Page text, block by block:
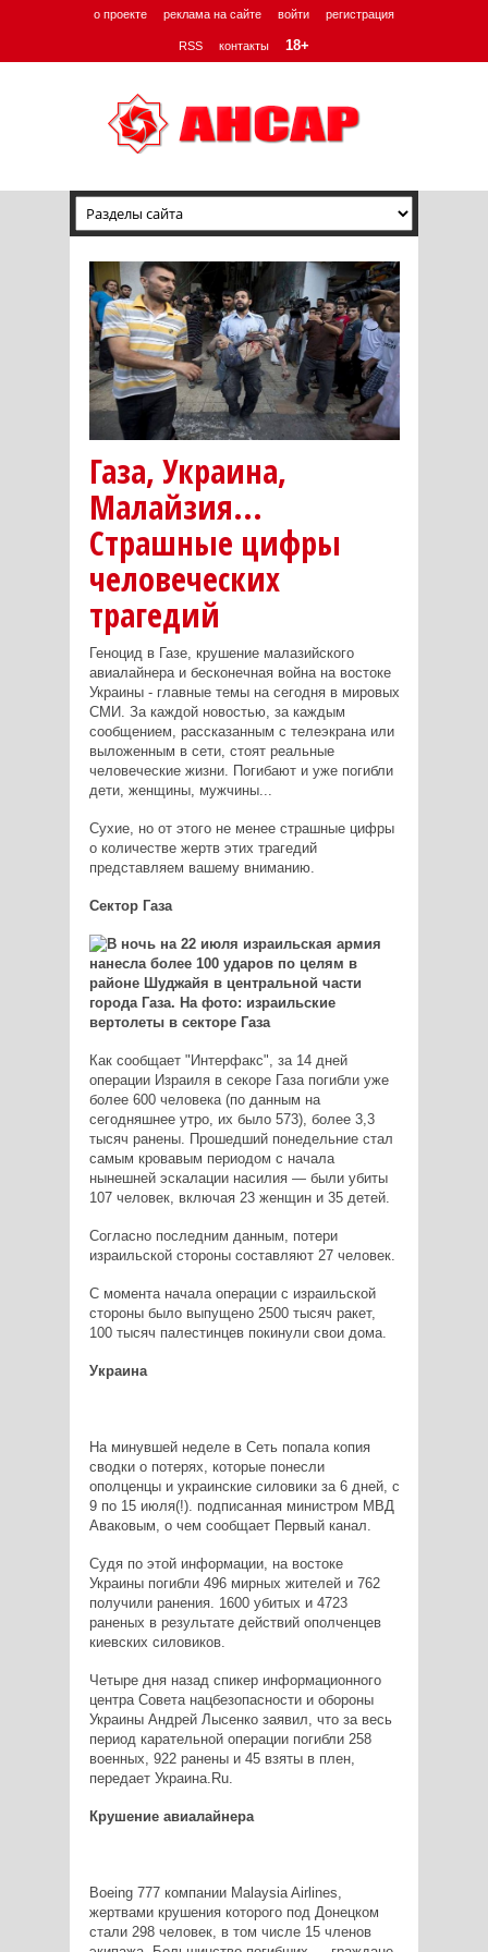
о проекте реклама на сайте войти регистрация
RSS контакты 18+
Газа, Украина,
Малайзия...
Страшные цифры
человеческих
трагедий
Геноцид в Газе, крушение малазийского
авиалайнера и бесконечная война на востоке
Украины - главные темы на сегодня в мировых
СМИ. За каждой новостью, за каждым
сообщением, рассказанным с телеэкрана или
выложенным в сети, стоят реальные
человеческие жизни. Погибают и уже погибли
дети, женщины, мужчины...
Сухие, но от этого не менее страшные цифры
о количестве жертв этих трагедий
представляем вашему вниманию.
Сектор Газа
Как сообщает "Интерфакс", за 14 дней
операции Израиля в секоре Газа погибли уже
более 600 человека (по данным на
сегодняшнее утро, их было 573), более 3,3
тысяч ранены. Прошедший понедельние стал
самым кровавым периодом с начала
нынешней эскалации насилия — были убиты
107 человек, включая 23 женщин и 35 детей.
Согласно последним данным, потери
израильской стороны составляют 27 человек.
С момента начала операции с израильской
стороны было выпущено 2500 тысяч ракет,
100 тысяч палестинцев покинули свои дома.
Украина
На минувшей неделе в Сеть попала копия
сводки о потерях, которые понесли
ополценцы и украинские силовики за 6 дней, с
9 по 15 июля(!). подписанная министром МВД
Аваковым, о чем сообщает Первый канал.
Судя по этой информации, на востоке
Украины погибли 496 мирных жителей и 762
получили ранения. 1600 убитых и 4723
раненых в результате действий ополченцев
киевских силовиков.
Четыре дня назад спикер информационного
центра Совета нацбезопасности и обороны
Украины Андрей Лысенко заявил, что за весь
период карательной операции погибли 258
военных, 922 ранены и 45 взяты в плен,
передает Украина.Ru.
Крушение авиалайнера
Boeing 777 компании Malaysia Airlines,
жертвами крушения которого под Донецком
стали 298 человек, в том числе 15 членов